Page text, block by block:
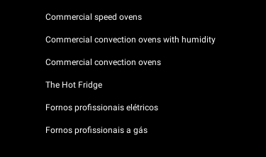
Commercial speed ovens
Commercial convection ovens with humidity
Commercial convection ovens
The Hot Fridge
Fornos profissionais elétricos
Fornos profissionais a gás